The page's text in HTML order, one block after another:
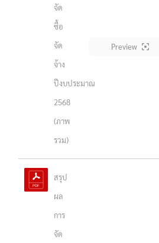
จัด
ซื้อ
จัด
จ้าง
ปีงบประมาณ
2568
(ภาพ
รวม)
Preview
สรุป
ผล
การ
จัด